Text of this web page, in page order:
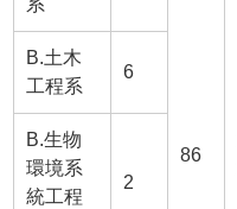
系
86
B.土木
工程系
6
B.生物
環境系
統工程
2